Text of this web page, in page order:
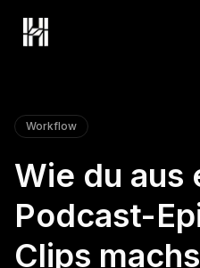
Workflow
Wie du aus
Podcast-
Clips